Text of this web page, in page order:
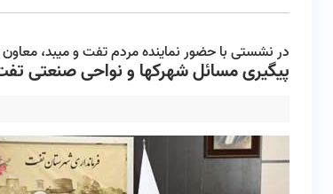
در نشستی با حضور نماینده مردم تفت و میبد، معاون
پیگیری مسائل شهرکها و نواحی صنعتی